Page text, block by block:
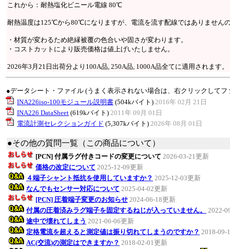
これから：耐熱塩化ビニール電線 80℃
耐熱温度は125℃から80℃になりますが、電流を流す配線ではありません
・材質が変わるため絶縁被覆の色合いや固さが変わります。
・コストカットにより販売価格は値上げいたしません。
2026年3月21日出荷分より100A品, 250A品, 1000A品全てに適用されます。
●データシート・ファイル (うまく表示されない場合は、右クリックして
INA226iso-100モジュール説明書 (504kバイト) 2016年 02月 21日
INA226 DataSheet (619kバイト) 2011年 09月 01日
電流計測セレクションガイド (5,307kバイト) 2026年 08月 01日
●その他の質問一覧（この商品について）
[PCN] 付属ラグ付きコードの変更について 2026-03-21更新
価格の改定について 2025-12-09更新
４端子シャント抵抗を使用していますか？ 2025-12-03更新
なんでもセンサー対応について 2025-04-02更新
[PCN] 圧着端子変更のお知らせ 2024-06-18更新
付属の圧着済みラグ端子を固定するねじが入っていません。
2022-
途中で壊れてしまう 2021-06-06更新
定格電流を超えると測定値は振り切れてしまうのですか？ 2018-09-
AC(交流)の測定はできますか？ 2018-02-01更新